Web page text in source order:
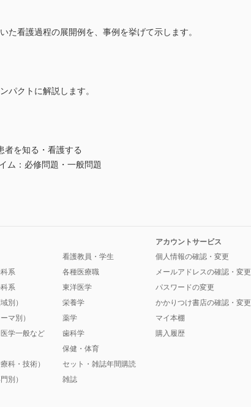
看護過程の展開例を、事例を挙げて示します。
パクトに解説します。
者を知る・看護する
ム：必修問題・一般問題
系
系
別）
マ別）
学一般など
科・技術）
別）
看護教員・学生
各種医療職
東洋医学
栄養学
薬学
歯科学
保健・体育
セット・雑誌年間購読
雑誌
アカウントサービス
個人情報の確認・変更
メールアドレスの確認・変更
パスワードの変更
かかりつけ書店の確認・変更
マイ本棚
購入履歴